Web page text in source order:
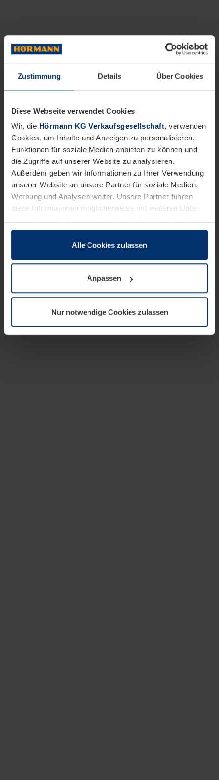
Zustimmung Details Über Cookies
Diese Webseite verwendet Cookies
Wir, die Hörmann KG Verkaufsgesellschaft, verwenden
Cookies, um Inhalte und Anzeigen zu personalisieren,
Funktionen für soziale Medien anbieten zu können und
die Zugriffe auf unserer Website zu analysieren.
Außerdem geben wir Informationen zu Ihrer Verwendung
unserer Website an unsere Partner für soziale Medien,
Werbung und Analysen weiter. Unsere Partner führen
diese Informationen möglicherweise mit weiteren Daten
sie im Rahmen Ihrer Nutzung der Dienste gesammelt
wenn diese für den Betrieb dieser Seite unbedingt
notwendig sind. Für alle anderen Cookie-Typen benötigen
wir Ihre Erlaubnis. Ihre Einwilligung können Sie jederzeit
Datenschutzerklärungunserer Website ändern oder
widerrufen.
Alle Cookies zulassen
Anpassen
Nur notwendige Cookies zulassen